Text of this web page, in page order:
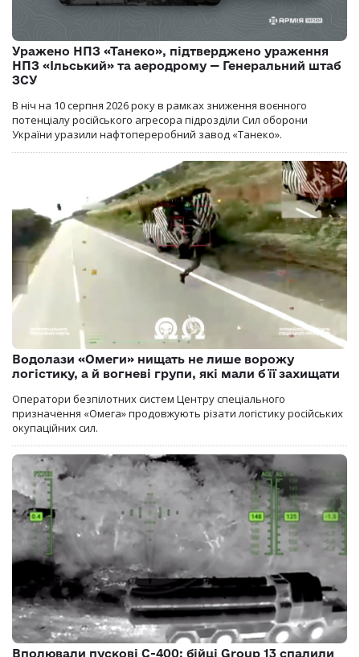
Уражено НПЗ «Танеко», підтверджено ураження
НПЗ «Ільський» та аеродрому — Генеральний штаб
ЗСУ
В ніч на 10 серпня 2026 року в рамках зниження воєнного
потенціалу російського агресора підрозділи Сил оборони
України уразили нафтопереробний завод «Танеко».
Водолази «Омеги» нищать не лише ворожу
логістику, а й вогневі групи, які мали б її захищати
Оператори безпілотних систем Центру спеціального
призначення «Омега» продовжують різати логістику російських
окупаційних сил.
Вполювали пускові С-400: бійці Group 13 спалили